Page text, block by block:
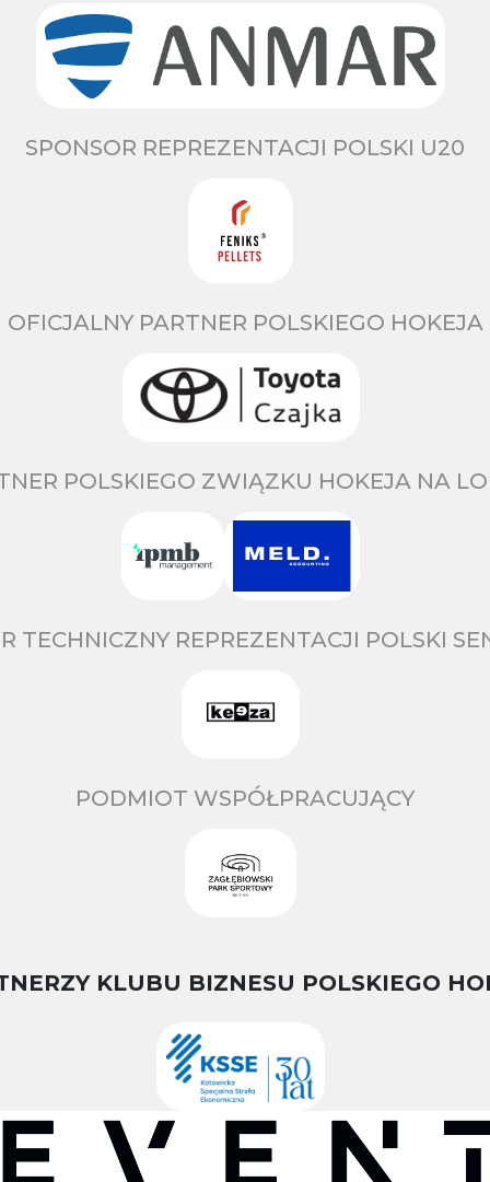
SPONSOR REPREZENTACJI POLSKI U20
OFICJALNY PARTNER POLSKIEGO HOKEJA
POLSKIEGO ZWIĄZKU HOKEJA NA
TECHNICZNY REPREZENTACJI POLSKI
PODMIOT WSPÓŁPRACUJĄCY
KLUBU BIZNESU POLSKIEGO